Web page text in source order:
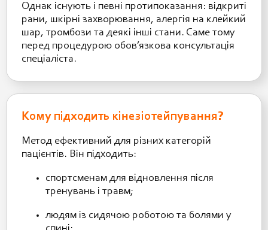
Однак існують і певні протипоказання: відкриті
рани, шкірні захворювання, алергія на клейкий
шар, тромбози та деякі інші стани. Саме тому
перед процедурою обов’язкова консультація
спеціаліста.
Кому підходить кінезіотейпування?
Метод ефективний для різних категорій
пацієнтів. Він підходить:
спортсменам для відновлення після
тренувань і травм;
людям із сидячою роботою та болями у